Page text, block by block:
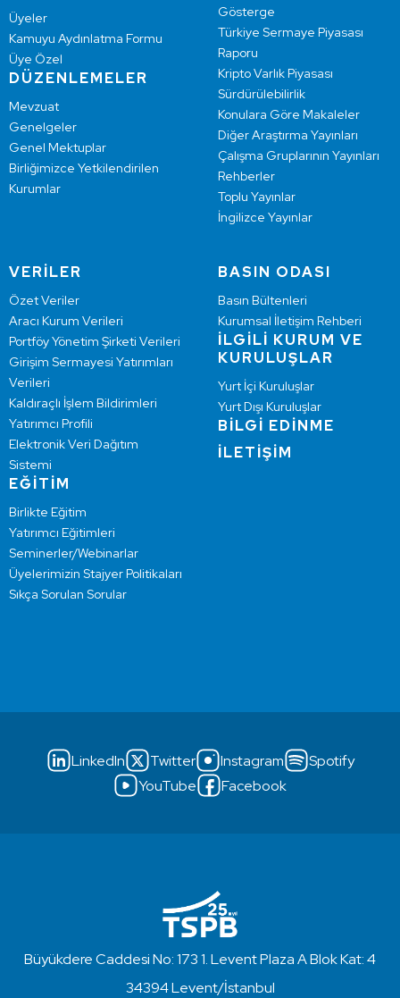
Üyeler
Kamuyu Aydınlatma Formu
Üye Özel
DÜZENLEMELER
Mevzuat
Genelgeler
Genel Mektuplar
Birliğimizce Yetkilendirilen
Kurumlar
Gösterge
Türkiye Sermaye Piyasası
Raporu
Kripto Varlık Piyasası
Sürdürülebilirlik
Konulara Göre Makaleler
Diğer Araştırma Yayınları
Çalışma Gruplarının Yayınları
Rehberler
Toplu Yayınlar
İngilizce Yayınlar
VERİLER
Özet Veriler
Aracı Kurum Verileri
Portföy Yönetim Şirketi Verileri
Girişim Sermayesi Yatırımları
Verileri
Kaldıraçlı İşlem Bildirimleri
Yatırımcı Profili
Elektronik Veri Dağıtım
Sistemi
EĞİTİM
Birlikte Eğitim
Yatırımcı Eğitimleri
Seminerler/Webinarlar
Üyelerimizin Stajyer Politikaları
Sıkça Sorulan Sorular
BASIN ODASI
Basın Bültenleri
Kurumsal İletişim Rehberi
İLGİLİ KURUM VE
KURULUŞLAR
Yurt İçi Kuruluşlar
Yurt Dışı Kuruluşlar
BİLGİ EDİNME
İLETİŞİM
LinkedIn Twitter Instagram
Spotify
YouTube
Facebook
Büyükdere Caddesi No: 173 1. Levent Plaza A Blok Kat: 4
34394 Levent/İstanbul